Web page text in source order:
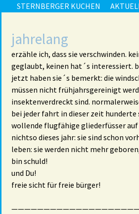
STERNBERGER KUCHEN
jahrelang
erzähle ich, dass sie verschwinden.
geglaubt, keinen hat´s interessiert.
jetzt haben sie´s bemerkt: die
müssen nicht frühjahrsgereinigt
insektenverdreckt sind.
bei jeder fahrt in dieser zeit hunderte
wollende flugfähige gliederfüsser auf
nichtso dieses jahr: sie sind schon
leben: sie werden nicht mehr
bin schuld!
und Du!
freie sicht für freie bürger!